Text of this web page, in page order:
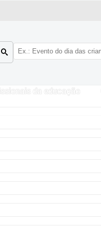
da educação